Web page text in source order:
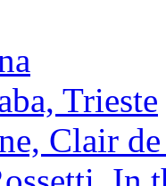
Trieste
Clair